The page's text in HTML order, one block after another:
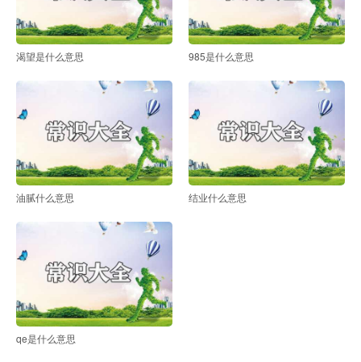
渴望是什么意思 985是什么意思
油腻什么意思 结业什么意思
qe是什么意思